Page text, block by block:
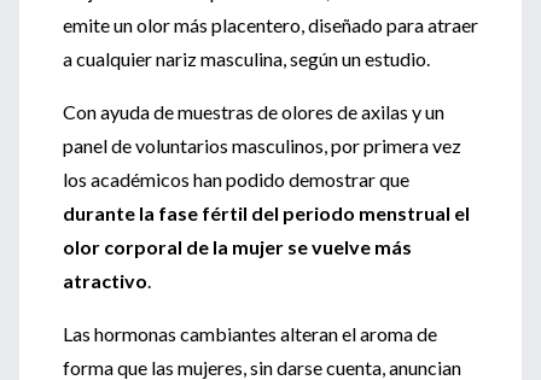
emite un olor más placentero, diseñado para atraer
a cualquier nariz masculina, según un estudio.
Con ayuda de muestras de olores de axilas y un
panel de voluntarios masculinos, por primera vez
los académicos han podido demostrar que
durante la fase fértil del periodo menstrual el
olor corporal de la mujer se vuelve más
atractivo.
Las hormonas cambiantes alteran el aroma de
forma que las mujeres, sin darse cuenta, anuncian